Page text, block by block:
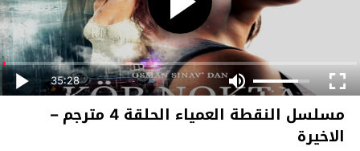
35:28
مسلسل النقطة العمياء الحلقة 4 مترجم –
الاخيرة